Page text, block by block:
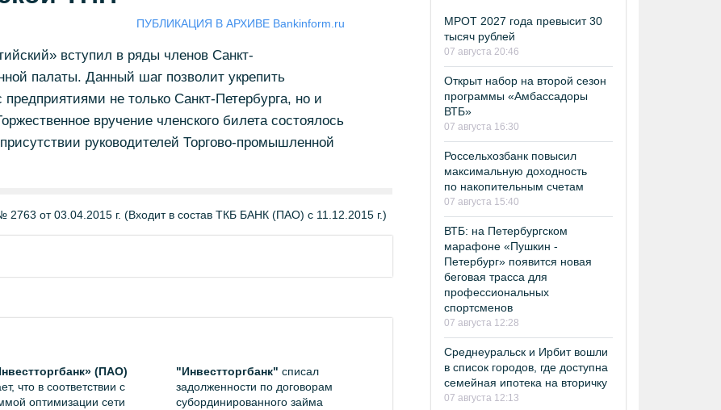
ПУБЛИКАЦИЯ В АРХИВЕ Bankinform.ru
вступил в ряды членов Санкт-
палаты. Данный шаг позволит укрепить
предприятиями не только Санкт-Петербурга, но и
вручение членского билета состоялось
руководителей Торгово-промышленной
от 03.04.2015 г. (Входит в состав ТКБ БАНК (ПАО) с 11.12.2015 г.)
(ПАО)
что в соответствии с
оптимизации сети
"Инвестторгбанк" списал
задолженности по договорам
субординированного займа
МРОТ 2027 года превысит 30
тысяч рублей
07 августа 20:46
Открыт набор на второй сезон
программы «Амбассадоры
ВТБ»
07 августа 16:30
Россельхозбанк повысил
максимальную доходность
по накопительным счетам
07 августа 15:40
ВТБ: на Петербургском
марафоне «Пушкин -
Петербург» появится новая
беговая трасса для
профессиональных
спортсменов
07 августа 12:28
Среднеуральск и Ирбит вошли
в список городов, где доступна
семейная ипотека на вторичку
07 августа 12:13